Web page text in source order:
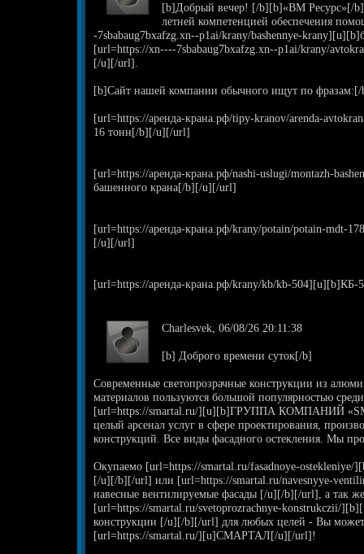
[b]Добрый вечер! [/b][b]«ВМ Ресурс»[/b]
летней компетенцией обеспечения
-7sbabaug7bxafzg.xn--p1ai/krany/bashennye-
[url=https://xn----7sbabaug7bxafzg.xn--p1ai/krany/
[/u][/url].
[b]Сайт нашей компании обычного ищут по
[url=https://аренда-крана.рф/tipy-kranov/arenda-
16 тонн[/b][/u][/url]
[url=https://аренда-крана.рф/nashi-uslugi/montazh-
башенного крана[/b][/u][/url]
[url=https://аренда-крана.рф/krany/potain/potain-mdt-
[/u][/url]
[url=https://аренда-крана.рф/krany/kb/kb-
Charlesvek, 06/08/26 20:11:38
[b] Доброго времени суток[/b]
Современные светопрозрачные конструкции из
материалов пользуются большой популярностью
[url=https://smartal.ru/][u][b]ГРУППА КОМПАНИЙ
целый арсенал услуг в сфере проектирования,
конструкций. Все виды фасадного остекления. Мы
Окупаемо [url=https://smartal.ru/fasadnoye-ostekleniye/
[/u][/b][/url] или [url=https://smartal.ru/navesnyye-
навесные вентилируемые фасады [/u][/b][/url], а так же
[url=https://smartal.ru/svetoprozrachnye-konstrukczii/
конструкции [/u][/b][/url] для любых целей - Вы
[url=https://smartal.ru/][u]СМАРТАЛ[/u][/url]!